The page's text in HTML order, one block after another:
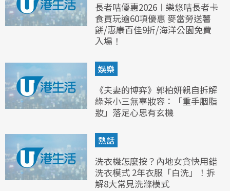
長者咭優惠2026︱樂悠咭長者卡
食買玩逾60項優惠 麥當勞送薯
餅/惠康百佳9折/海洋公園免費
入場！
娛樂
《夫妻的博弈》郭柏妍親自拆解
綠茶小三無辜妝容：「重手胭脂
妝」落足心思有玄機
熱話
洗衣機怎麼按？內地女貪快用錯
洗衣模式 2年衣服「白洗」！拆
解8大常見洗滌模式